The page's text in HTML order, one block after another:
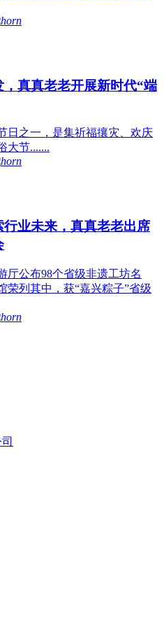
真真老老开展新时代“端
日之一，是集祈福攘灾、欢庆
大节.......
业未来，真真老老出席
厅公布98个省级非遗工坊名
荣列其中，获“嘉兴粽子”省级